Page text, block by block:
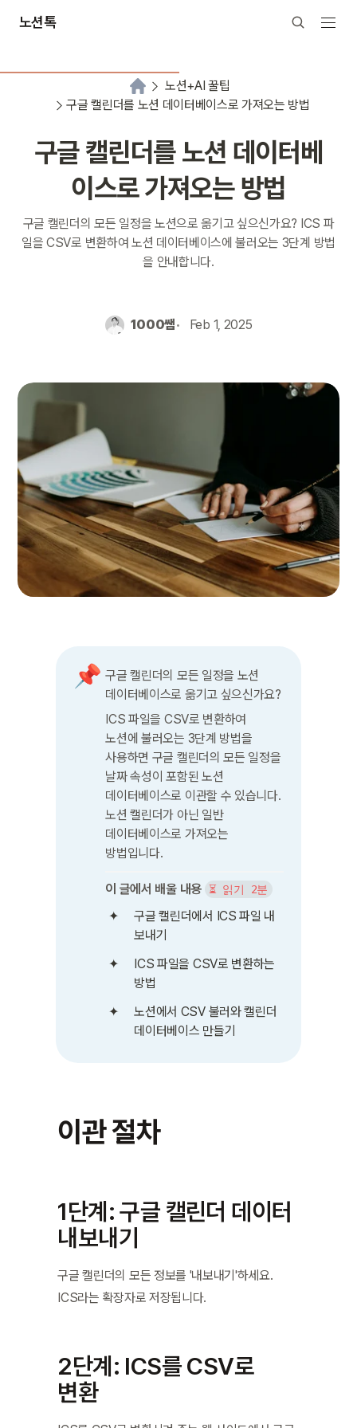
노션톡
노션+AI 꿀팁
구글 캘린더를 노션 데이터베이스로 가져오는 방법
구글 캘린더를 노션 데이터베
이스로 가져오는 방법
구글 캘린더의 모든 일정을 노션으로 옮기고 싶으신가요? ICS 파
일을 CSV로 변환하여 노션 데이터베이스에 불러오는 3단계 방법
을 안내합니다.
1000쌤 Feb 1, 2025
📌 구글 캘린더의 모든 일정을 노션
데이터베이스로 옮기고 싶으신가요?
ICS 파일을 CSV로 변환하여
노션에 불러오는 3단계 방법을
사용하면 구글 캘린더의 모든 일정을
날짜 속성이 포함된 노션
데이터베이스로 이관할 수 있습니다.
노션 캘린더가 아닌 일반
데이터베이스로 가져오는
방법입니다.
이 글에서 배울 내용 ⏳ 읽기 2분
구글 캘린더에서 ICS 파일 내
보내기
ICS 파일을 CSV로 변환하는
방법
노션에서 CSV 불러와 캘린더
데이터베이스 만들기
이관 절차
1단계: 구글 캘린더 데이터
내보내기
구글 캘린더의 모든 정보를 '내보내기'하세요.
ICS라는 확장자로 저장됩니다.
2단계: ICS를 CSV로
변환